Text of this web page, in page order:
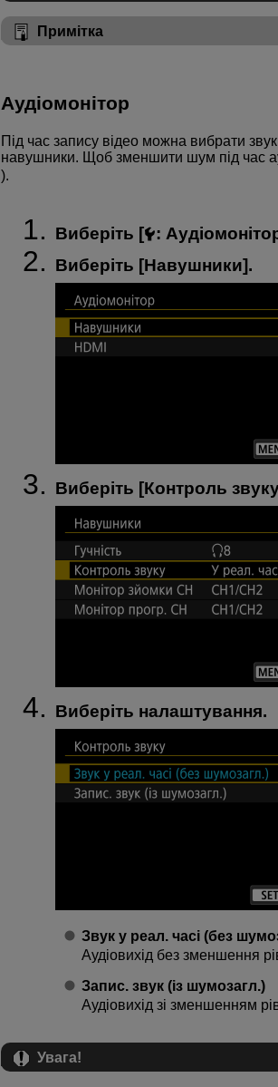
Примітка
Аудіомонітор
Під час запису відео можна вибрати
навушники. Щоб зменшити шум під час
).
Виберіть [ :
Виберіть [Навушники].
Виберіть [Контроль
Виберіть налаштування.
Звук у реал. часі (без
Аудіовихід без зменшення
Запис. звук (із шумозагл.)
Аудіовихід зі зменшенням
Увага!